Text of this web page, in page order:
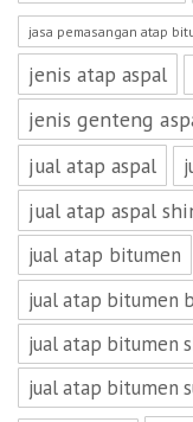
jasa pemasangan atap
jenis atap aspal
jenis genteng
jual atap aspal
jual atap aspal
jual atap bitumen
jual atap bitumen
jual atap bitumen
jual atap bitumen